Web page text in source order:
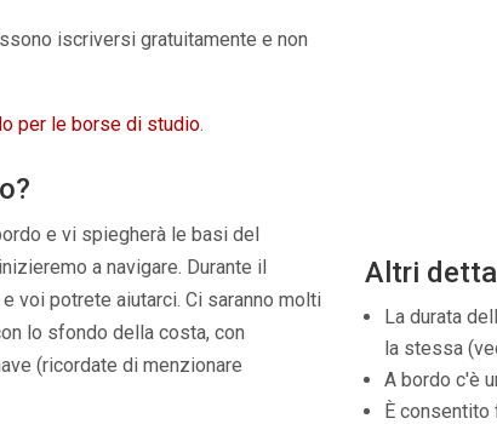
iscriversi gratuitamente e non
per le borse di studio.
e vi spiegherà le basi del
a navigare. Durante il
voi potrete aiutarci. Ci saranno molti
lo sfondo della costa, con
(ricordate di menzionare
Altri
La durata
la stessa
A bordo c'è
È consentito